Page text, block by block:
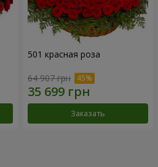
501 красная роза
64 907 грн
Заказать